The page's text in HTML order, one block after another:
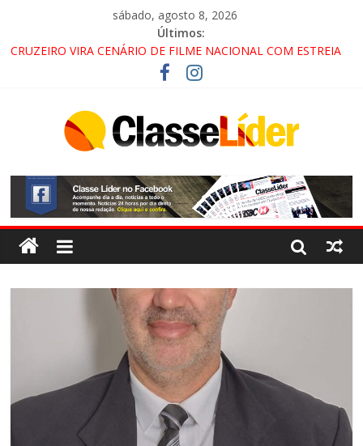
sábado, agosto 8, 2026
Últimos:
CRUZEIRO VIRA CENÁRIO DE FILME NACIONAL COM ESTREIA
PROMOTOR DO GAECO
ACESSO À APARECIDA NA DUTRA SERÁ BLOQUEADO NO FIM
ALTERNATIVAS
LORENA, PINDAMONHANGABA E QUELUZ NA RETA FINAL
PELA FÁBRICA DA COCA-COLA!